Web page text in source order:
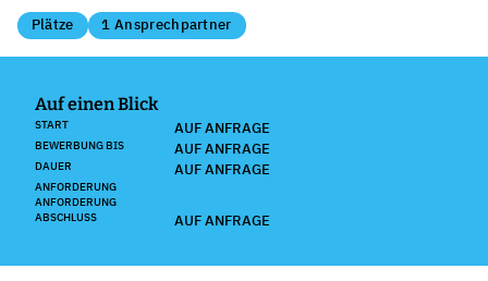
Plätze 1 Ansprechpartner
Auf einen Blick
START AUF ANFRAGE
BEWERBUNG BIS AUF ANFRAGE
DAUER AUF ANFRAGE
ANFORDERUNG
ANFORDERUNG
ABSCHLUSS
AUF ANFRAGE